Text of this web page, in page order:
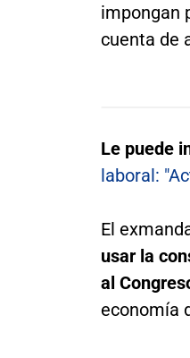
impongan
cuenta de
Le puede
laboral:
El
usar la
al
economía